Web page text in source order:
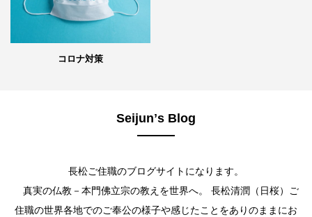
コロナ対策
Seijunʼs Blog
長松ご住職のブログサイトになります。
真実の仏教－本門佛立宗の教えを世界へ。 長松清潤（日桜）ご
住職の世界各地でのご奉公の様子や感じたことをありのままにお